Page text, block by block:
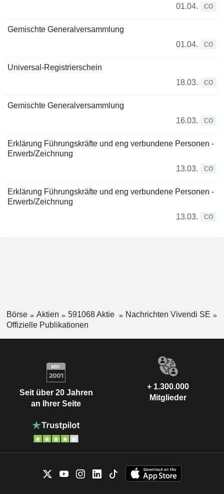
01.04.
CO
Gemischte Generalversammlung
01.04.
CO
Universal-Registrierschein
18.03.
CO
Gemischte Generalversammlung
16.03.
CO
Erklärung Führungskräfte und eng verbundene Personen -
Erwerb/Zeichnung
13.03.
CO
Erklärung Führungskräfte und eng verbundene Personen -
Erwerb/Zeichnung
13.03.
CO
Börse Aktien 591068 Aktie
Nachrichten Vivendi SE
Offizielle Publikationen
Seit über 20 Jahren
an Ihrer Seite
+ 1.300.000
Mitglieder